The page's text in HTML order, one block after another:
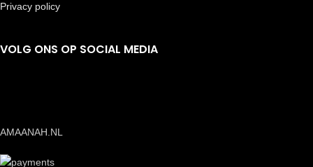
Privacy policy
VOLG ONS OP SOCIAL MEDIA
AMAANAH.NL